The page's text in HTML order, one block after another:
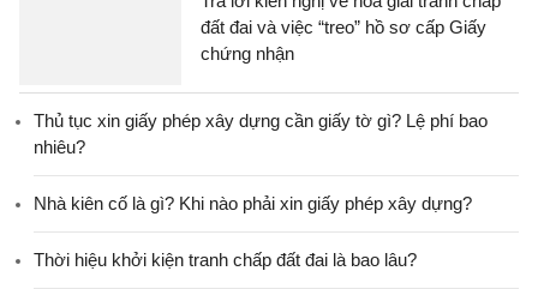
đất đai và việc “treo” hồ sơ cấp Giấy
chứng nhận
Thủ tục xin giấy phép xây dựng cần giấy tờ gì? Lệ phí bao
nhiêu?
Nhà kiên cố là gì? Khi nào phải xin giấy phép xây dựng?
Thời hiệu khởi kiện tranh chấp đất đai là bao lâu?